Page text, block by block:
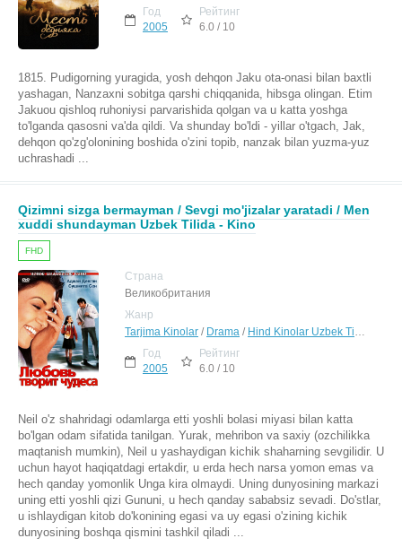
Год
2005
Рейтинг
6.0 / 10
1815. Pudigorning yuragida, yosh dehqon Jaku ota-onasi bilan baxtli
yashagan, Nanzaxni sobitga qarshi chiqqanida, hibsga olingan. Etim
Jakuou qishloq ruhoniysi parvarishida qolgan va u katta yoshga
to'lganda qasosni va'da qildi. Va shunday bo'ldi - yillar o'tgach, Jak,
dehqon qo'zg'olonining boshida o'zini topib, nanzak bilan yuzma-yuz
uchrashadi ...
Qizimni sizga bermayman / Sevgi mo'jizalar yaratadi / Men
xuddi shundayman Uzbek Tilida - Kino
FHD
Страна
Великобритания
Жанр
Tarjima Kinolar / Drama / Hind Kinolar Uzbek Tilida
Год
2005
Рейтинг
6.0 / 10
Neil o'z shahridagi odamlarga etti yoshli bolasi miyasi bilan katta
bo'lgan odam sifatida tanilgan. Yurak, mehribon va saxiy (ozchilikka
maqtanish mumkin), Neil u yashaydigan kichik shaharning sevgilidir. U
uchun hayot haqiqatdagi ertakdir, u erda hech narsa yomon emas va
hech qanday yomonlik Unga kira olmaydi. Uning dunyosining markazi
uning etti yoshli qizi Gununi, u hech qanday sababsiz sevadi. Do'stlar,
u ishlaydigan kitob do'konining egasi va uy egasi o'zining kichik
dunyosining boshqa qismini tashkil qiladi ...